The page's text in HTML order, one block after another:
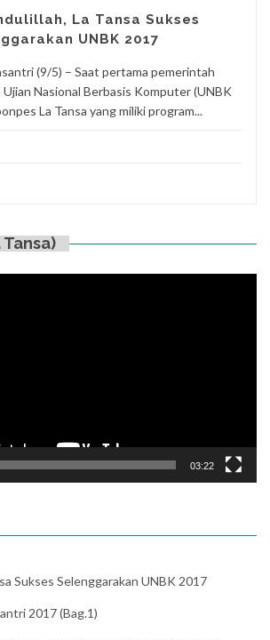
La Tansa Sukses
UNBK 2017
(9/5) – Saat pertama pemerintah
Ujian Nasional Berbasis Komputer (UNBK
La Tansa yang miliki program...
Tansa)
03:22
Sukses Selenggarakan UNBK 2017
2017 (Bag.1)